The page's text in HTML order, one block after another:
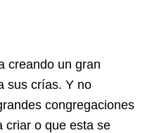
creando un gran
sus crías. Y no
congregaciones
criar o que esta se